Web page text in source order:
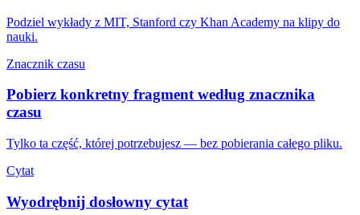
Podziel wykłady z MIT, Stanford czy Khan Academy na klipy do
nauki.
Znacznik czasu
Pobierz konkretny fragment według znacznika
czasu
Tylko ta część, której potrzebujesz — bez pobierania całego pliku.
Cytat
Wyodrębnij dosłowny cytat